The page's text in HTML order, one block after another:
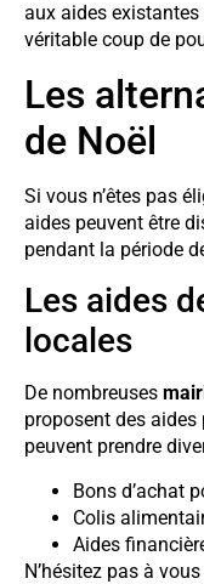
aux aides
véritable coup de
Les
de Noël
Si vous n’êtes pas
aides peuvent être
pendant la période
Les aides
locales
De nombreuses
proposent des aides
peuvent prendre
Bons d’achat
Colis
Aides
N’hésitez pas à